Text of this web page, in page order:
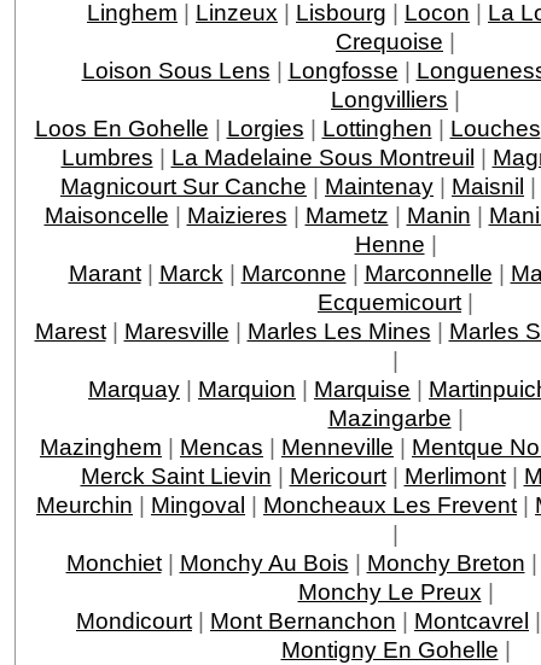
Linghem | Linzeux | Lisbourg | Locon | La
Crequoise |
Loison Sous Lens | Longfosse |
Longvilliers |
Loos En Gohelle | Lorgies | Lottinghen | Louches
Lumbres | La Madelaine Sous Montreuil |
Magnicourt Sur Canche | Maintenay | Maisnil |
Maisoncelle | Maizieres | Mametz | Manin |
Henne |
Marant| Marck | Marconne | Marconnelle |
Ecquemicourt |
Marest| Maresville | Marles Les Mines | Marles
|
Marquay | Marquion | Marquise |
Mazingarbe |
Mazinghem | Mencas | Menneville | Mentque
Merck Saint Lievin | Mericourt| Merlimont|
Meurchin | Mingoval | Moncheaux Les Frevent |
|
Monchiet| Monchy Au Bois | Monchy Breton
Monchy Le Preux |
Mondicourt | Mont Bernanchon | Montcavrel
Montigny En Gohelle |